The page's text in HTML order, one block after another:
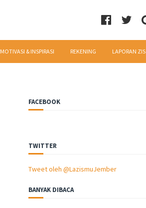
MOTIVASI & INSPIRASI REKENING LAPORAN ZIS
FACEBOOK
TWITTER
Tweet oleh @LazismuJember
BANYAK DIBACA